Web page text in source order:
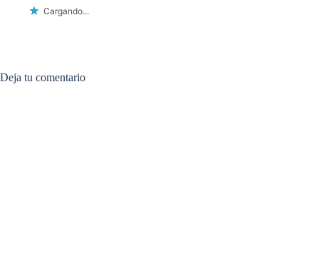
Cargando...
Deja tu comentario